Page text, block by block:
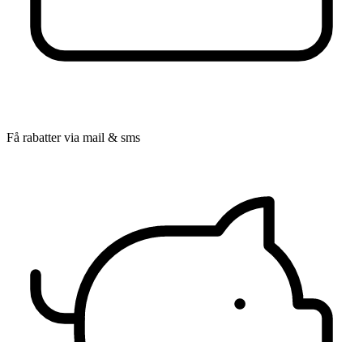
Få rabatter via mail & sms